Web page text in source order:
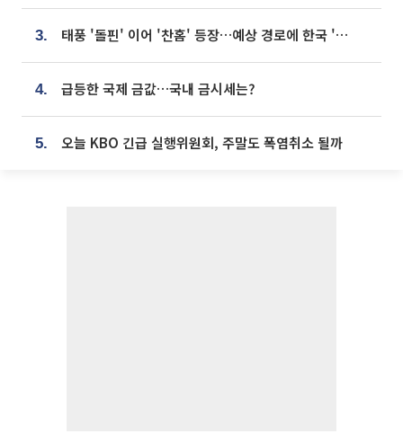
3. 태풍 '돌핀' 이어 '찬홈' 등장…예상 경로에 한국 '한숨'
4. 급등한 국제 금값…국내 금시세는?
5. 오늘 KBO 긴급 실행위원회, 주말도 폭염취소 될까